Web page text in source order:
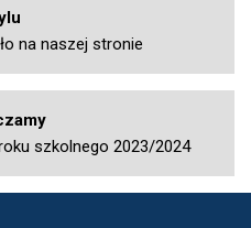
na naszej stronie
szkolnego 2023/2024